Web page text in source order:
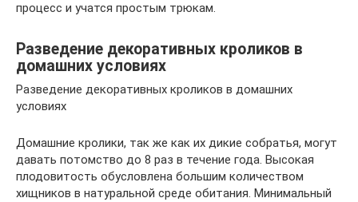
процесс и учатся простым трюкам.
Разведение декоративных кроликов в
домашних условиях
Разведение декоративных кроликов в домашних
условиях
Домашние кролики, так же как их дикие собратья, могут
давать потомство до 8 раз в течение года. Высокая
плодовитость обусловлена большим количеством
хищников в натуральной среде обитания. Минимальный